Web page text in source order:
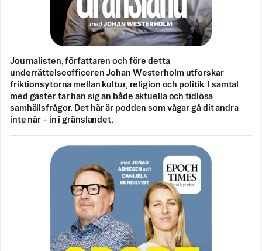
Journalisten, författaren och före detta
underrättelseofficeren Johan Westerholm utforskar
friktionsytorna mellan kultur, religion och politik. I samtal
med gäster tar han sig an både aktuella och tidlösa
samhällsfrågor. Det här är podden som vågar gå dit andra
inte når – in i gränslandet.